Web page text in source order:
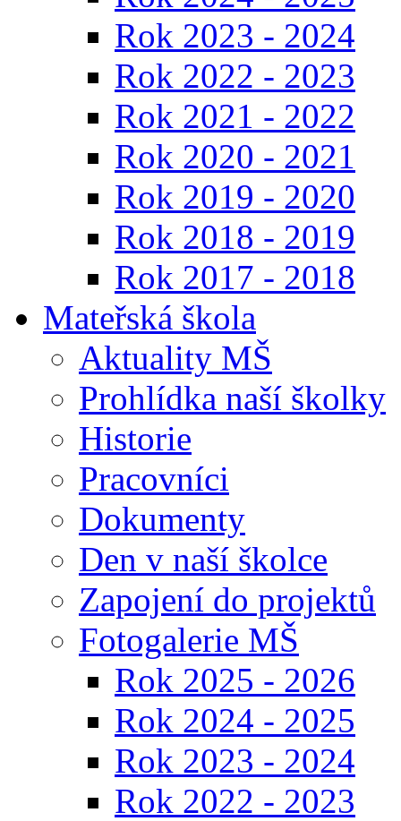
Rok 2023 - 2024
Rok 2022 - 2023
Rok 2021 - 2022
Rok 2020 - 2021
Rok 2019 - 2020
Rok 2018 - 2019
Rok 2017 - 2018
Mateřská škola
Aktuality MŠ
Prohlídka naší školky
Historie
Pracovníci
Dokumenty
Den v naší školce
Zapojení do projektů
Fotogalerie MŠ
Rok 2025 - 2026
Rok 2024 - 2025
Rok 2023 - 2024
Rok 2022 - 2023